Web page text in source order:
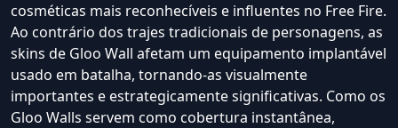
cosméticas mais reconhecíveis e influentes no Free Fire.
Ao contrário dos trajes tradicionais de personagens, as
skins de Gloo Wall afetam um equipamento implantável
usado em batalha, tornando-as visualmente
importantes e estrategicamente significativas. Como os
Gloo Walls servem como cobertura instantânea,